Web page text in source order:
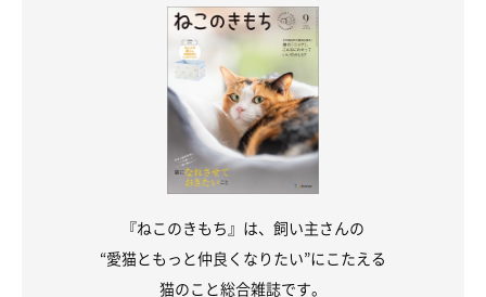
集中している表情もやっぱりかわいい
『ねこのきもち』は、飼い主さんの
“愛猫ともっと仲良くなりたい”にこたえる
猫のこと総合雑誌です。